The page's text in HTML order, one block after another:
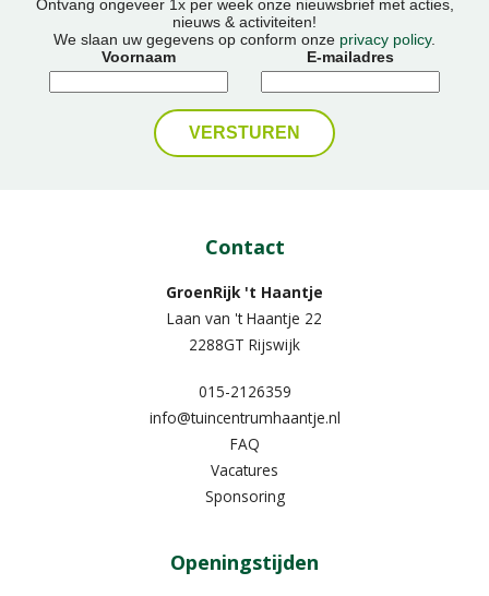
Ontvang ongeveer 1x per week onze nieuwsbrief met acties,
nieuws & activiteiten!
We slaan uw gegevens op conform onze privacy policy.
Voornaam
E-mailadres
Contact
GroenRijk 't Haantje
Laan van 't Haantje 22
2288GT Rijswijk
015-2126359
info@tuincentrumhaantje.nl
FAQ
Vacatures
Sponsoring
Openingstijden